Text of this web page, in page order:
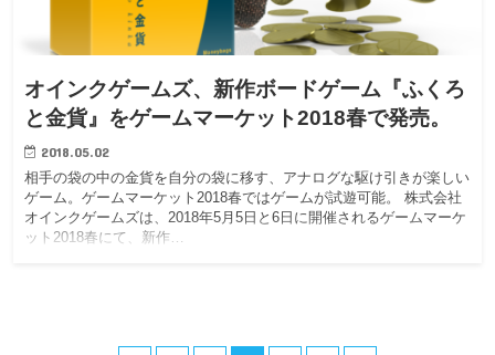
オインクゲームズ、新作ボードゲーム『ふくろ
と金貨』をゲームマーケット2018春で発売。
2018.05.02
相手の袋の中の金貨を自分の袋に移す、アナログな駆け引きが楽しい
ゲーム。ゲームマーケット2018春ではゲームが試遊可能。 株式会社
オインクゲームズは、2018年5月5日と6日に開催されるゲームマーケ
ット2018春にて、新作…